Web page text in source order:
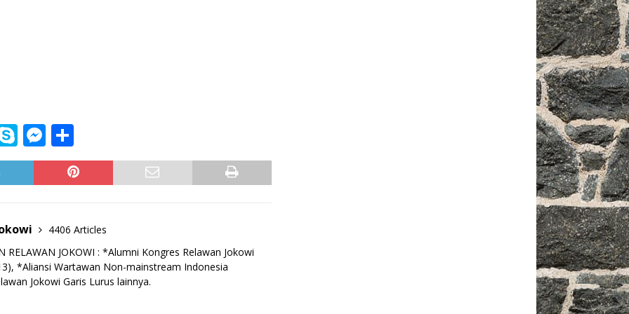
S
k
y
e
M
e
ss
n
g
e
r
h
ar
4406 Articles
RELAWAN JOKOWI : *Alumni Kongres Relawan Jokowi
*Aliansi Wartawan Non-mainstream Indonesia
Jokowi Garis Lurus lainnya.